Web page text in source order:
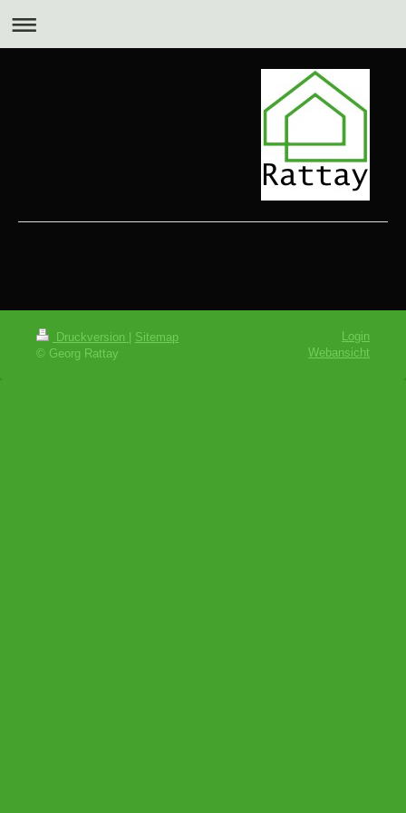
Druckversion
Sitemap
© Georg Rattay
Login
Webansicht